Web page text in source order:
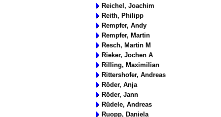
Reichel, Joachim
Reith, Philipp
Rempfer, Andy
Rempfer, Martin
Resch, Martin M
Rieker, Jochen A
Rilling, Maximilian
Rittershofer, Andreas
Röder, Anja
Röder, Jann
Rüdele, Andreas
Ruopp, Daniela